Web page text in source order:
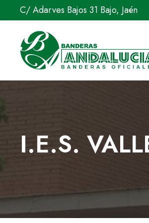
Saltar
al
contenido
C/ Adarves Bajos 31 Bajo, Jaén
I.E.S.